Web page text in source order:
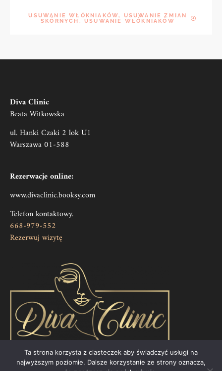
USUWANIE WŁÓKNIAKÓW, USUWANIE ZMIAN
SKÓRNYCH, USUWANIE WŁÓKNIAKÓW
Diva Clinic
Beata Witkowska
ul. Hanki Czaki 2 lok U1
Warszawa 01-588
Rezerwacje online:
www.divaclinic.booksy.com
Telefon kontaktowy.
668-979-552
Rezerwuj wizytę
Ta strona korzysta z ciasteczek aby świadczyć usługi na
najwyższym poziomie. Dalsze korzystanie ze strony oznacza,